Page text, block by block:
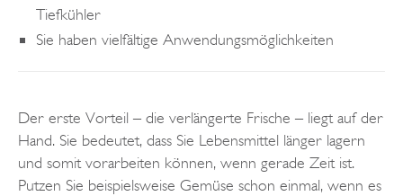
Tiefkühler
Sie haben vielfältige Anwendungsmöglichkeiten
Der erste Vorteil – die verlängerte Frische – liegt auf der
Hand. Sie bedeutet, dass Sie Lebensmittel länger lagern
und somit vorarbeiten können, wenn gerade Zeit ist.
Putzen Sie beispielsweise Gemüse schon einmal, wenn es